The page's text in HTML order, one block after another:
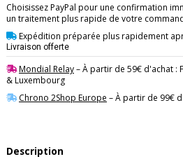
Choisissez PayPal pour une confirmation
un traitement plus rapide de votre
Expédition préparée plus rapidement
Livraison offerte
Mondial Relay– À partir de 59€ d'achat :
& Luxembourg
Chrono 2Shop Europe – À partir de 99€
Description